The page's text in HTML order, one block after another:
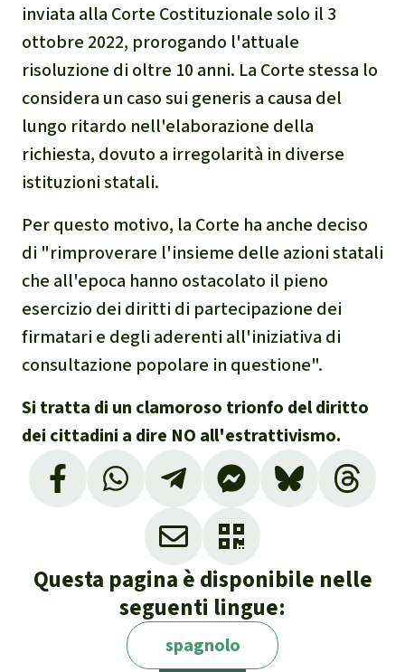
inviata alla Corte Costituzionale solo il 3
ottobre 2022, prorogando l'attuale
risoluzione di oltre 10 anni. La Corte stessa lo
considera un caso sui generis a causa del
lungo ritardo nell'elaborazione della
richiesta, dovuto a irregolarità in diverse
istituzioni statali.
Per questo motivo, la Corte ha anche deciso
di "rimproverare l'insieme delle azioni statali
che all'epoca hanno ostacolato il pieno
esercizio dei diritti di partecipazione dei
firmatari e degli aderenti all'iniziativa di
consultazione popolare in questione".
Si tratta di un clamoroso trionfo del diritto
dei cittadini a dire NO all'estrattivismo.
Questa pagina è disponibile nelle
seguenti lingue:
spagnolo